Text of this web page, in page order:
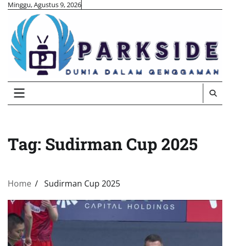
Skip
content
Minggu, Agustus 9, 2026
Tag: Sudirman Cup 2025
Home Sudirman Cup 2025